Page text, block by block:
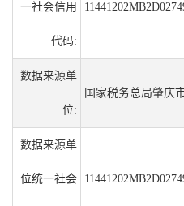
一社会信用
代码:
数据来源单
位:
国家税务总局肇庆
数据来源单
位统一社会